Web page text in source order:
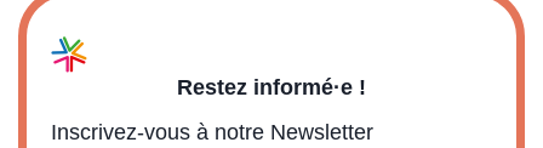
Restez informé·e !
Inscrivez-vous à notre Newsletter